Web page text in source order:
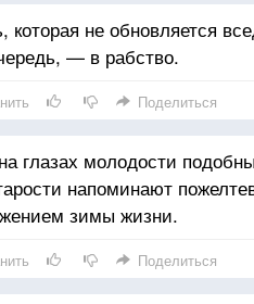
которая не обновляется
— в рабство.
Поделиться
глазах молодости
напоминают
зимы жизни.
Поделиться